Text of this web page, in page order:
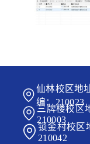
仙林校区地
编：210023
三牌楼校区
210003
锁金村校区
210042